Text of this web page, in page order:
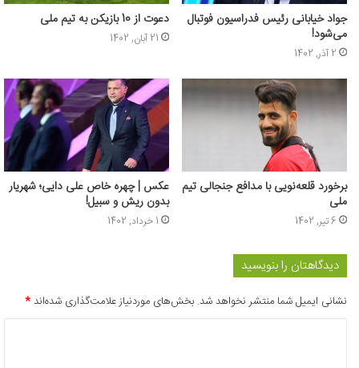
جواد خیابانی رئیس فدراسیون فوتبال
می‌شود!
2 آذر, 1402
دعوت از 10 بازیکن به تیم ملی
21 آبان, 1402
برخورد قلعه‌نویی با مدافع جنجالی تیم
ملی
6 تیر, 1402
عکس | چهره خاص علی دایی؛ شهریار
بدون ریش و سبیل!
1 خرداد, 1402
دیدگاهتان را بنویسید
نشانی ایمیل شما منتشر نخواهد شد. بخش‌های موردنیاز علامت‌گذاری شده‌اند*